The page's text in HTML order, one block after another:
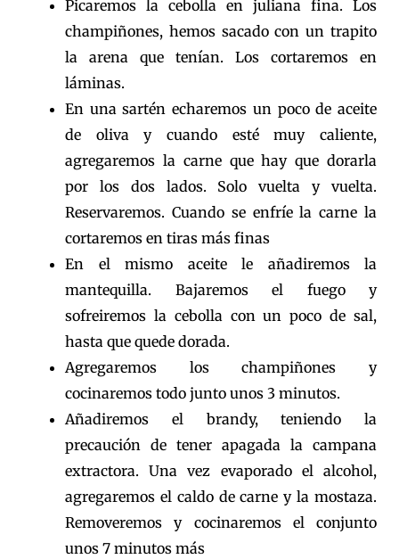
Picaremos la cebolla en juliana fina. Los
champiñones, hemos sacado con un trapito
la arena que tenían. Los cortaremos en
láminas.
En una sartén echaremos un poco de aceite
de oliva y cuando esté muy caliente,
agregaremos la carne que hay que dorarla
por los dos lados. Solo vuelta y vuelta.
Reservaremos. Cuando se enfríe la carne la
cortaremos en tiras más finas
En el mismo aceite le añadiremos la
mantequilla. Bajaremos el fuego y
sofreiremos la cebolla con un poco de sal,
hasta que quede dorada.
Agregaremos los champiñones y
cocinaremos todo junto unos 3 minutos.
Añadiremos el brandy, teniendo la
precaución de tener apagada la campana
extractora. Una vez evaporado el alcohol,
agregaremos el caldo de carne y la mostaza.
Removeremos y cocinaremos el conjunto
unos 7 minutos más